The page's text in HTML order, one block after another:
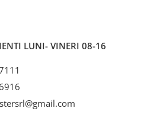
LUNI- VINERI 08-16